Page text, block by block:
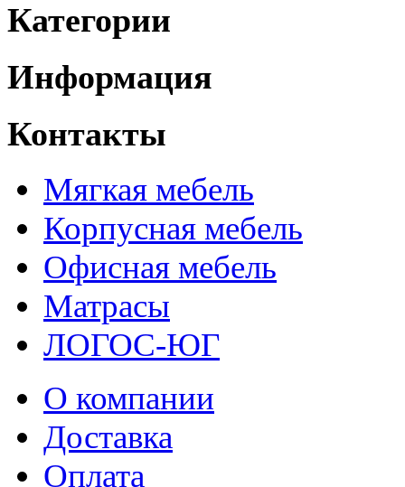
Категории
Информация
Контакты
Мягкая мебель
Корпусная мебель
Офисная мебель
Матрасы
ЛОГОС-ЮГ
О компании
Доставка
Оплата